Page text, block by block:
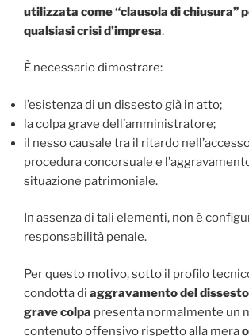
utilizzata come “clausola di chiusura”
qualsiasi crisi d’impresa.
È necessario dimostrare:
l’esistenza di un dissesto già in atto;
la colpa grave dell’amministratore;
il nesso causale tra il ritardo
procedura concorsuale e
situazione patrimoniale.
In assenza di tali elementi, non è
responsabilità penale.
Per questo motivo, sotto il profilo
condotta di aggravamento del
grave colpa presenta normalmente un
contenuto offensivo rispetto alla mera